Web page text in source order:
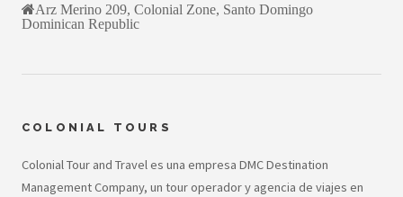
Arz Merino 209, Colonial Zone, Santo Domingo
Dominican Republic
COLONIAL TOURS
Colonial Tour and Travel es una empresa DMC Destination
Management Company, un tour operador y agencia de viajes en